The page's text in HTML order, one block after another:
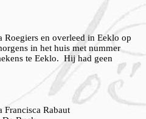
Roegiers en overleed in Eeklo op
in het huis met nummer
te Eeklo. Hij had geen
Rabaut